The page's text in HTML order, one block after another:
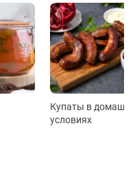
Купаты в
условиях